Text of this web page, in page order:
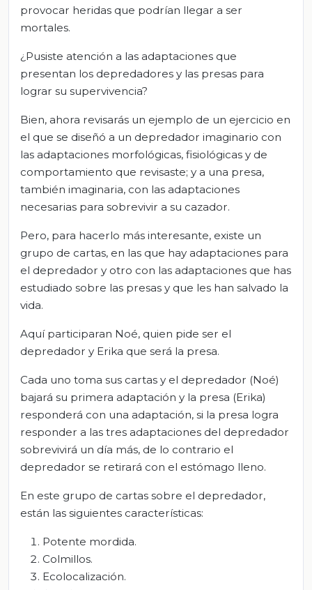
provocar heridas que podrían llegar a ser
mortales.
¿Pusiste atención a las adaptaciones que
presentan los depredadores y las presas para
lograr su supervivencia?
Bien, ahora revisarás un ejemplo de un ejercicio en
el que se diseñó a un depredador imaginario con
las adaptaciones morfológicas, fisiológicas y de
comportamiento que revisaste; y a una presa,
también imaginaria, con las adaptaciones
necesarias para sobrevivir a su cazador.
Pero, para hacerlo más interesante, existe un
grupo de cartas, en las que hay adaptaciones para
el depredador y otro con las adaptaciones que has
estudiado sobre las presas y que les han salvado la
vida.
Aquí participaran Noé, quien pide ser el
depredador y Erika que será la presa.
Cada uno toma sus cartas y el depredador (Noé)
bajará su primera adaptación y la presa (Erika)
responderá con una adaptación, si la presa logra
responder a las tres adaptaciones del depredador
sobrevivirá un día más, de lo contrario el
depredador se retirará con el estómago lleno.
En este grupo de cartas sobre el depredador,
están las siguientes características:
Potente mordida.
Colmillos.
Ecolocalización.